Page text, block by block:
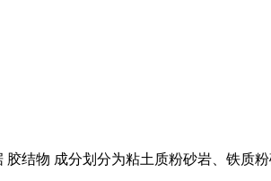
结物 成分划分为粘土质粉砂岩、铁质